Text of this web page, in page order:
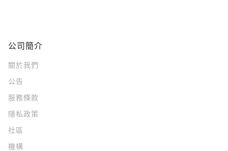
公司簡介
關於我們
公告
服務條款
隱私政策
社區
機構